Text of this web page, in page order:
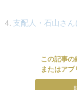
4. 支配人・石山さ
この記事の
またはア